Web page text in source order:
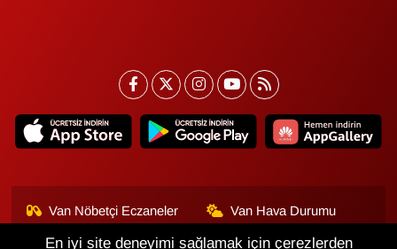
Van Nöbetçi Eczaneler Van Hava Durumu
Van Namaz Vakitleri Van Trafik Yoğunluk
En iyi site deneyimi sağlamak için çerezlerden